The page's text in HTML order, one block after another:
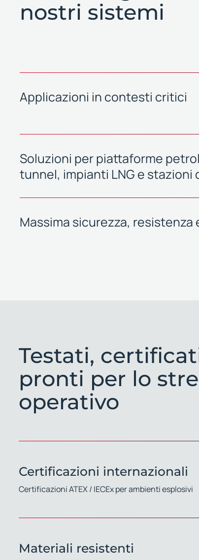
nostri sistemi
Applicazioni in contesti critici
Soluzioni per piattaforme
tunnel, impianti LNG e stazioni
Massima sicurezza, resistenza
Testati,
pronti per lo
operativo
Certificazioni internazionali
Certificazioni ATEX / IECEx per ambienti esplosivi
Materiali resistenti